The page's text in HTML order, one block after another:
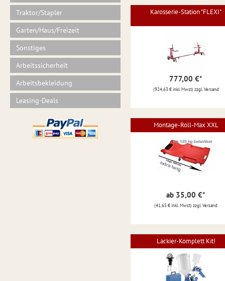
Traktor/Stapler
Garten/Haus/Freizeit
Sonstiges
Arbeitssicherheit
Arbeitsbekleidung
Leasing-Deals
Karosserie-Station "FLEXI"
777,00 €*
(924,63 € inkl. Mwst) zzgl. Versand
Montage-Roll-Max XXL
ab 35,00 €*
(41,65 € inkl. Mwst) zzgl. Versand
Lackier-Komplett Kit!